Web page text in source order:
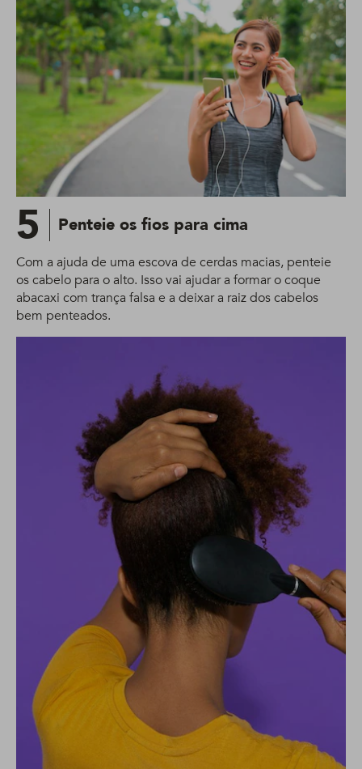
5 Penteie os fios para cima
Com a ajuda de uma escova de cerdas macias, penteie
os cabelo para o alto. Isso vai ajudar a formar o coque
abacaxi com trança falsa e a deixar a raiz dos cabelos
bem penteados.